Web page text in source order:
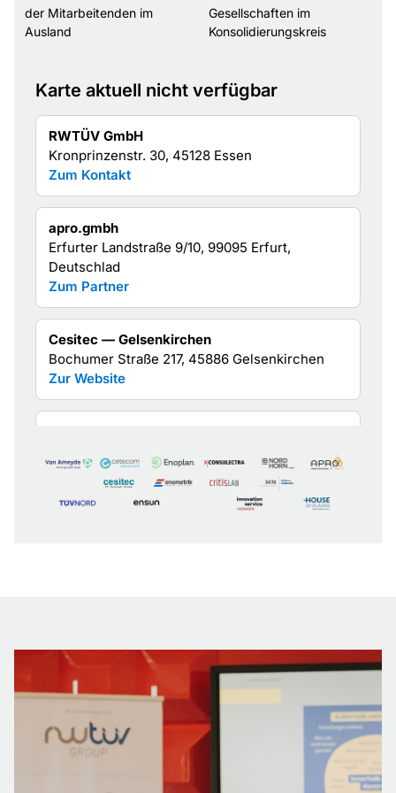
der Mitarbeitenden im
Ausland
Gesellschaften im
Konsolidierungskreis
Karte aktuell nicht verfügbar
RWTÜV GmbH
Kronprinzenstr. 30, 45128 Essen
Zum Kontakt
apro.gmbh
Erfurter Landstraße 9/10, 99095 Erfurt,
Deutschlad
Zum Partner
Cesitec — Gelsenkirchen
Bochumer Straße 217, 45886 Gelsenkirchen
Zur Website
Zum Partner
98 South Wanping Rd., Xuhui District, 200030
Zum Partner
CETECOM Japan K.K. — Yokohama
Shin-Yokohama, Kohoku-ku, 222-0033